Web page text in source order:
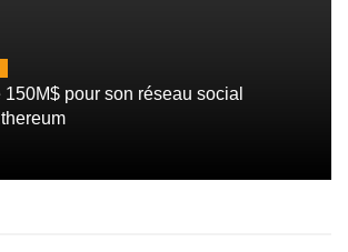
150M$ pour son réseau social